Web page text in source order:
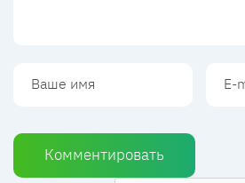
Комментировать